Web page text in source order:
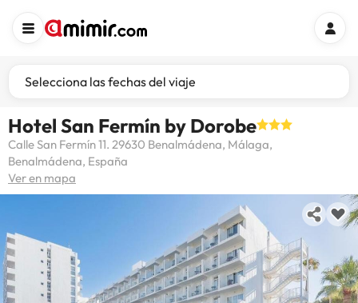
Selecciona las fechas del viaje
Hotel San Fermín by Dorobe
Calle San Fermín 11. 29630 Benalmádena, Málaga,
Benalmádena, España
Ver en mapa